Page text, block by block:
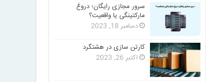
سرور مجازی رایگان؛ دروغ
مارکتینگی یا واقعیت؟
دسامبر 18, 2023
کارتن سازی در هشتگرد
اکتبر 26, 2023